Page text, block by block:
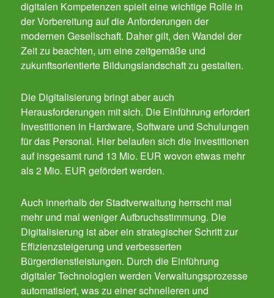
digitalen Kompetenzen spielt eine wichtige Rolle in
der Vorbereitung auf die Anforderungen der
modernen Gesellschaft. Daher gilt, den Wandel der
Zeit zu beachten, um eine zeitgemäße und
zukunftsorientierte Bildungslandschaft zu gestalten.
Die Digitalisierung bringt aber auch
Herausforderungen mit sich. Die Einführung erfordert
Investitionen in Hardware, Software und Schulungen
für das Personal. Hier belaufen sich die Investitionen
auf insgesamt rund 13 Mio. EUR wovon etwas mehr
als 2 Mio. EUR gefördert werden.
Auch innerhalb der Stadtverwaltung herrscht mal
mehr und mal weniger Aufbruchsstimmung. Die
Digitalisierung ist aber ein strategischer Schritt zur
Effizienzsteigerung und verbesserten
Bürgerdienstleistungen. Durch die Einführung
digitaler Technologien werden Verwaltungsprozesse
automatisiert, was zu einer schnelleren und